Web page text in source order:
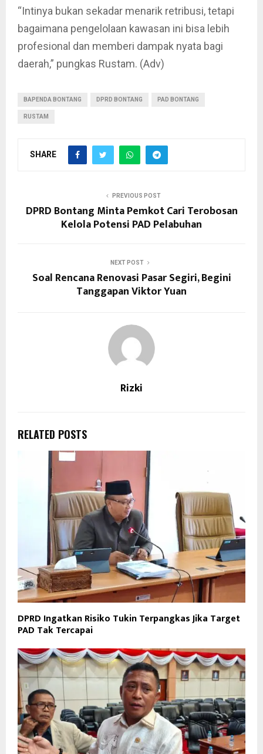
“Intinya bukan sekadar menarik retribusi, tetapi
bagaimana pengelolaan kawasan ini bisa lebih
profesional dan memberi dampak nyata bagi
daerah,” pungkas Rustam. (Adv)
BAPENDA BONTANG DPRD BONTANG PAD BONTANG
RUSTAM
SHARE
PREVIOUS POST
DPRD Bontang Minta Pemkot Cari Terobosan
Kelola Potensi PAD Pelabuhan
NEXT POST
Soal Rencana Renovasi Pasar Segiri, Begini
Tanggapan Viktor Yuan
Rizki
RELATED POSTS
DPRD Ingatkan Risiko Tukin Terpangkas Jika Target
PAD Tak Tercapai